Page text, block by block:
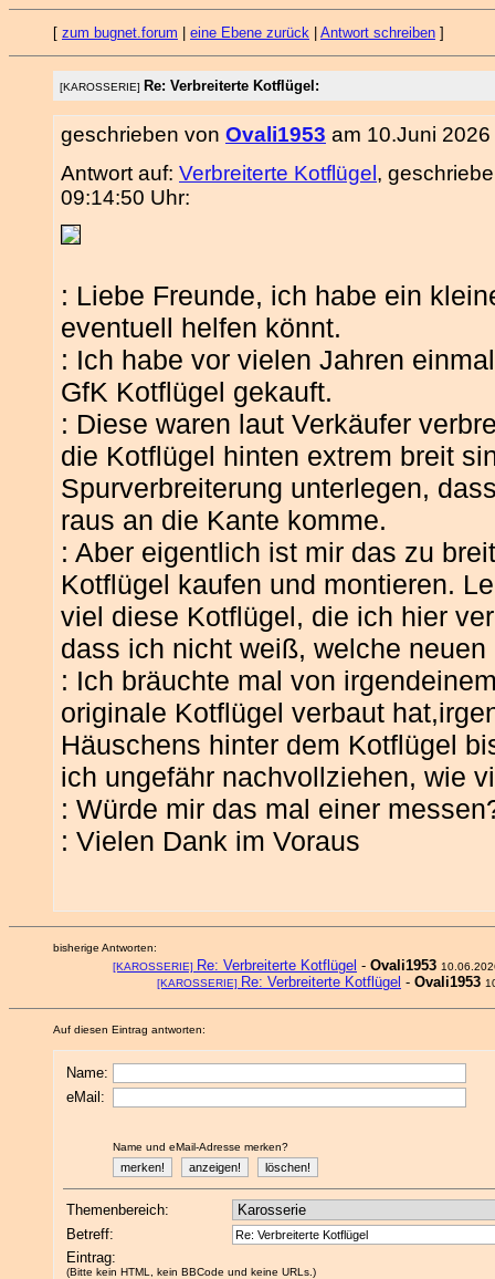
[ zum bugnet.forum eine Ebene zurück Antwort schreiben ]
[KAROSSERIE] Re: Verbreiterte Kotflügel:
geschrieben von Ovali1953 am 10.Juni
Antwort auf: Verbreiterte Kotflügel ,
09:14:50 Uhr:
: Liebe Freunde, ich habe ein
eventuell helfen könnt.
: Ich habe vor vielen Jahren
GfK Kotflügel gekauft.
: Diese waren laut Verkäufer
die Kotflügel hinten extrem breit
Spurverbreiterung unterlegen,
raus an die Kante komme.
: Aber eigentlich ist mir das zu
Kotflügel kaufen und montieren.
viel diese Kotflügel, die ich hier
dass ich nicht weiß, welche
: Ich bräuchte mal von
originale Kotflügel verbaut
Häuschens hinter dem Kotflügel
ich ungefähr nachvollziehen, wie
: Würde mir das mal einer
: Vielen Dank im Voraus
bisherige Antworten:
[KAROSSERIE] Re: Verbreiterte Kotflügel - Ovali1953
[KAROSSERIE] Re: Verbreiterte Kotflügel - Ovali1953
Auf diesen Eintrag antworten:
Name:
eMail:
Name und eMail-Adresse merken?
Themenbereich:
Betreff:
Eintrag:
(Bitte kein HTML, kein BBCode und keine URLs.)